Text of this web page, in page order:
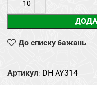
До списку бажань
Артикул: DH AY314